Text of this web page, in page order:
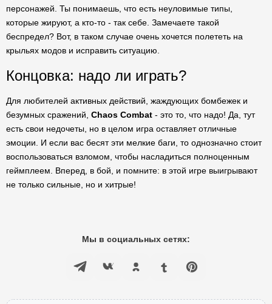
персонажей. Ты понимаешь, что есть неуловимые типы,
которые жируют, а кто-то - так себе. Замечаете такой
беспредел? Вот, в таком случае очень хочется полететь на
крыльях модов и исправить ситуацию.
Концовка: надо ли играть?
Для любителей активных действий, жаждующих бомбежек и
безумных сражений, Chaos Combat - это то, что надо! Да, тут
есть свои недочеты, но в целом игра оставляет отличные
эмоции. И если вас бесят эти мелкие баги, то однозначно стоит
воспользоваться взломом, чтобы насладиться полноценным
геймплеем. Вперед, в бой, и помните: в этой игре выигрывают
не только сильные, но и хитрые!
Мы в социальных сетях: